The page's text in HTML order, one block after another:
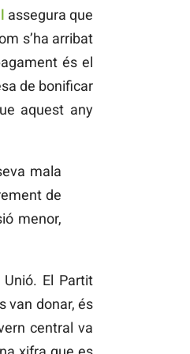
assegura que
s’ha arribat
és el
de bonificar
aquest any
mala
de
menor,
El Partit
van donar, és
central va